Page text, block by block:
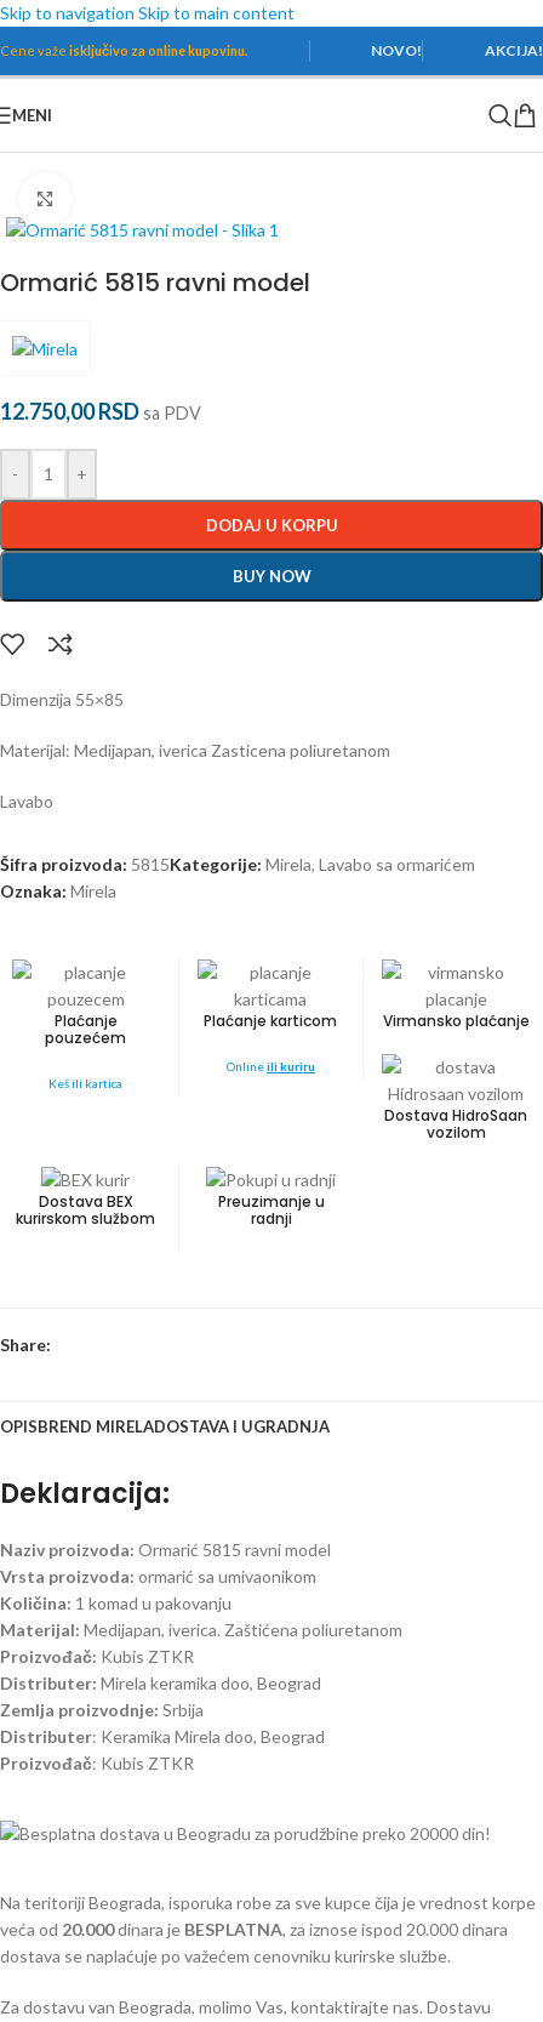
Skip to navigation Skip to main content
Cene važe isključivo za online kupovinu. NOVO! AKCIJA!
MENI
Ormarić 5815 ravni model
12.750,00RSDsa PDV
- +
DODAJ U KORPU
BUY NOW
Dimenzija 55×85
Materijal: Medijapan, iverica Zasticena poliuretanom
Lavabo
Šifra proizvoda: 5815Kategorije: Mirela, Lavabo sa ormarićem
Oznaka: Mirela
Plaćanje
pouzećem
Keš ili kartica
Plaćanje karticom
Onlineili kuriru
Virmansko plaćanje
Dostava HidroSaan
vozilom
Dostava BEX
kurirskom službom
Preuzimanje u
radnji
Share:
OPISBREND MIRELADOSTAVA I UGRADNJA
Deklaracija:
Naziv proizvoda: Ormarić 5815 ravni model
Vrsta proizvoda: ormarić sa umivaonikom
Količina: 1 komad u pakovanju
Materijal: Medijapan, iverica. Zaštićena poliuretanom
Proizvođač: Kubis ZTKR
Distributer: Mirela keramika doo, Beograd
Zemlja proizvodnje: Srbija
Distributer: Keramika Mirela doo, Beograd
Proizvođač: Kubis ZTKR
Na teritoriji Beograda, isporuka robe za sve kupce čija je vrednost korpe
veća od 20.000dinara je BESPLATNA, za iznose ispod 20.000 dinara
dostava se naplaćuje po važećem cenovniku kurirske službe.
Za dostavu van Beograda, molimo Vas, kontaktirajte nas. Dostavu